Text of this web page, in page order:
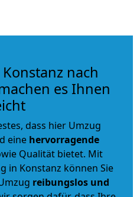
nach
es Ihnen
dass hier Umzug
eine hervorragende
Qualität bietet. Mit
in Konstanz können Sie
reibungslos und